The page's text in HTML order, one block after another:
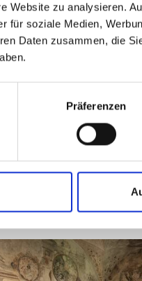
Website zu analysieren.
für soziale Medien,
Daten zusammen, die
Präferenzen
FÜR SIE
Links